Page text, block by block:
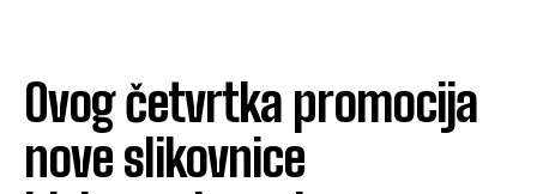
Ovog četvrtka promocija
nove slikovnice